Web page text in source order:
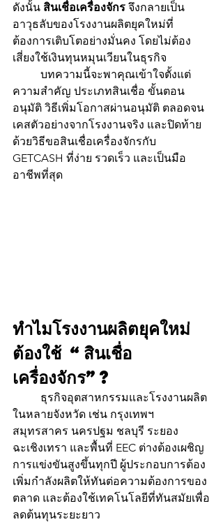
ดังนั้น สินเชื่อเครื่องจักร จึงกลายเป็น
อาวุธลับของโรงงานผลิตยุคใหม่ที่
ต้องการเติบโตอย่างมั่นคง โดยไม่ต้อง
เสี่ยงใช้เงินทุนหมุนเวียนในธุรกิจ
ความสำคัญ ประเภทสินเชื่อ ขั้นตอน
อนุมัติ วิธีเพิ่มโอกาสผ่านอนุมัติ ตลอดจน
เคสตัวอย่างจากโรงงานจริง และปิดท้าย
ด้วยวิธีขอสินเชื่อเครื่องจักรกับ
GETCASH ที่ง่าย รวดเร็ว และเป็นมือ
อาชีพที่สุด
ทำไมโรงงานผลิตยุคใหม่
ต้องใช้ “สินเชื่อ
เครื่องจักร”?
ในหลายจังหวัด เช่น กรุงเทพฯ
สมุทรสาคร นครปฐม ชลบุรี ระยอง
ฉะเชิงเทรา และพื้นที่ EEC ต่างต้องเผชิญ
การแข่งขันสูงขึ้นทุกปี ผู้ประกอบการต้อง
เพิ่มกำลังผลิตให้ทันต่อความต้องการของ
ตลาด และต้องใช้เทคโนโลยีที่ทันสมัยเพื่อ
ลดต้นทุนระยะยาว